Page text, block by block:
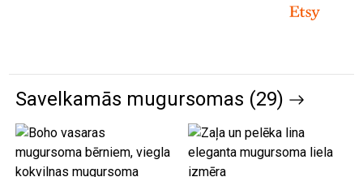
Savelkamās mugursomas (29)